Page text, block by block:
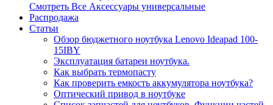
Смотреть Все Аксессуары универсальные
Распродажа
Статьи
Обзор бюджетного ноутбука Lenovo Ideapad 100-
15IBY
Эксплуатация батареи ноутбука.
Как выбрать термопасту
Как проверить емкость аккумулятора ноутбука?
Оптический привод в ноутбуке